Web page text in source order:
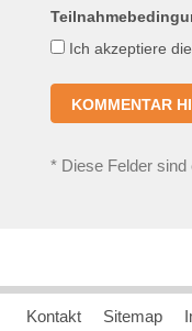
Ich akzeptiere die
*Diese Felder sind
Kontakt Sitemap